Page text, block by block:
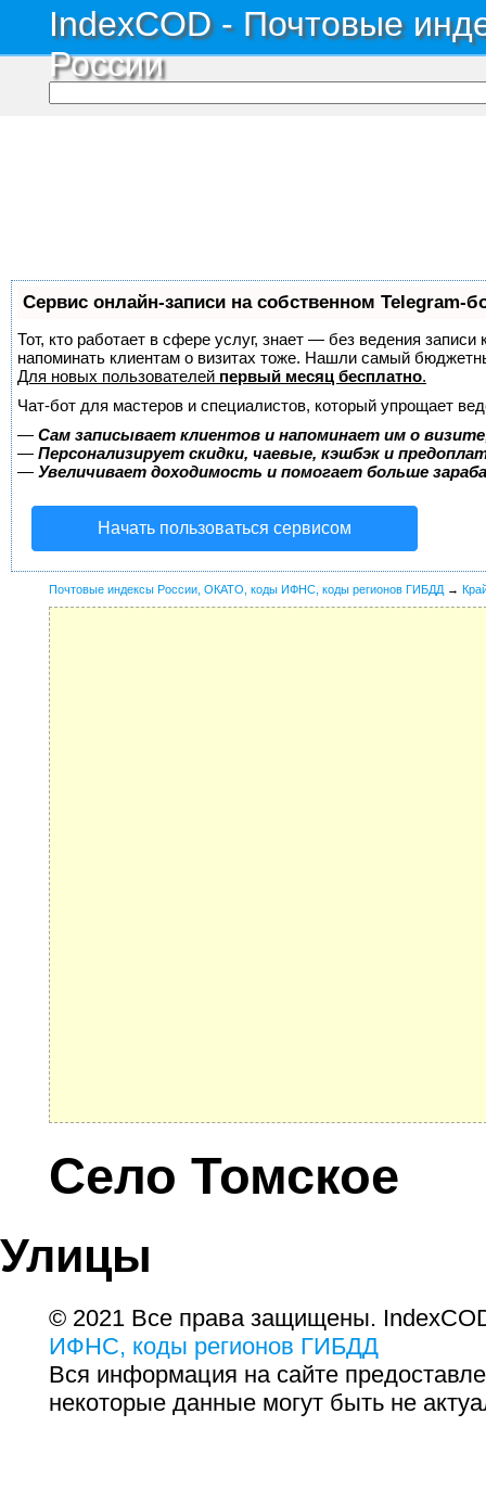
IndexCOD - Почтовые
России
Сервис онлайн-записи на собственном Telegram-
Тот, кто работает в сфере услуг, знает — без ведения
напоминать клиентам о визитах тоже. Нашли самый
Для новых пользователей первый месяц бесплатно.
Чат-бот для мастеров и специалистов, который упрощает
— Сам записывает клиентов и напоминает им о
— Персонализирует скидки, чаевые, кэшбэк и
— Увеличивает доходимость и помогает больше
Начать пользоваться сервисом
Почтовые индексы России, ОКАТО, коды ИФНС, коды регионов ГИБДД →
Село Томское
Улицы
© 2021 Все права защищены.
ИФНС, коды регионов ГИБДД
Вся информация на сайте
некоторые данные могут быть не